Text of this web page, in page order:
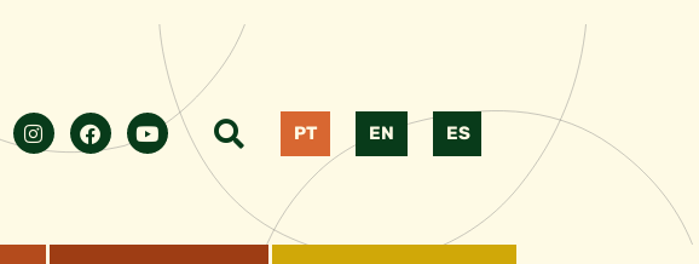
PT EN ES